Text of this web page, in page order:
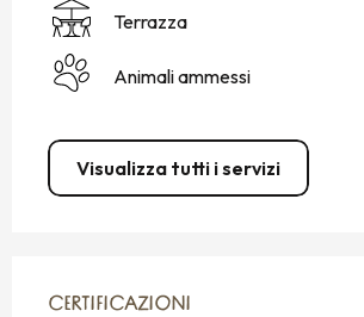
Terrazza
Animali ammessi
Visualizza tutti i servizi
CERTIFICAZIONI
CERTIFICAZIONI